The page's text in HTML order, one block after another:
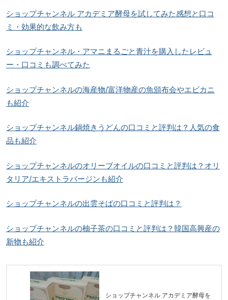
ショップチャンネル アカデミア酵母を試してみた感想と口コ
ミ・効果的な飲み方も
ショップチャンネル・アマニまるごと青汁を購入したレビュ
ー・口コミも調べてみた
ショップチャンネルの海産物/富洋物産の魚頒布会やエビカニ
も紹介
ショップチャンネル鍋焼きうどんの口コミと評判は？人気の食
品も紹介
ショップチャンネルのオリーブオイルの口コミと評判は？オリ
タリア/エキストラバージンも紹介
ショップチャンネルの出雲そばの口コミと評判は？
ショップチャンネルの柚子茶の口コミと評判は？韓国高興産の
新物も紹介
ショップチャンネル アカデミア酵母を